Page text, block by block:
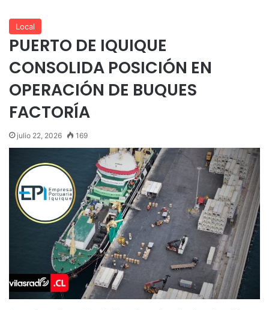
Local
PUERTO DE IQUIQUE
CONSOLIDA POSICIÓN EN
OPERACIÓN DE BUQUES
FACTORÍA
julio 22, 2026 169